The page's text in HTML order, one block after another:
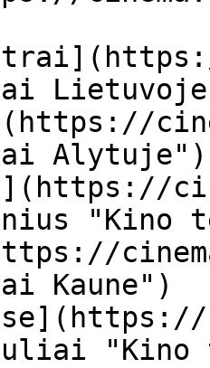
Alytuje")
"Kino
Kaune")
"Kino